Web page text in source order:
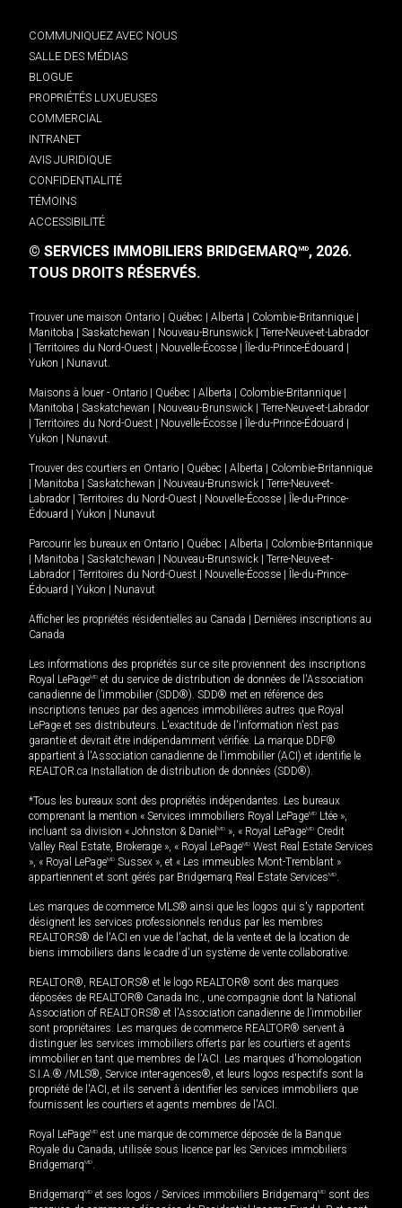
COMMUNIQUEZ AVEC NOUS
SALLE DES MÉDIAS
BLOGUE
PROPRIÉTÉS LUXUEUSES
COMMERCIAL
INTRANET
AVIS JURIDIQUE
CONFIDENTIALITÉ
TÉMOINS
ACCESSIBILITÉ
© SERVICES IMMOBILIERS BRIDGEMARQMD, 2026.
TOUS DROITS RÉSERVÉS.
Trouver une maison Ontario Québec Alberta Colombie-Britannique
Manitoba
Saskatchewan Nouveau-Brunswick
Terre-Neuve-et-Labrador
Territoires du Nord-Ouest Nouvelle-Écosse Île-du-Prince-Édouard
Yukon
Nunavut.
Maisons à louer - Ontario Québec Alberta Colombie-Britannique
Manitoba
Saskatchewan Nouveau-Brunswick
Terre-Neuve-et-Labrador
Territoires du Nord-Ouest Nouvelle-Écosse Île-du-Prince-Édouard
Yukon
Nunavut.
Trouver des courtiers en Ontario Québec Alberta
Colombie-Britannique
Manitoba Saskatchewan Nouveau-Brunswick
Terre-Neuve-et-
Labrador
Territoires du Nord-Ouest Nouvelle-Écosse
Île-du-Prince-
Édouard
Yukon Nunavut
Parcourir les bureaux en Ontario Québec Alberta
Colombie-Britannique
Manitoba Saskatchewan Nouveau-Brunswick
Terre-Neuve-et-
Labrador
Territoires du Nord-Ouest Nouvelle-Écosse
Île-du-Prince-
Édouard
Yukon Nunavut
Afficher les propriétés résidentielles au Canada
Dernières inscriptions au
Canada
Les informations des propriétés sur ce site proviennent des inscriptions
Royal LePageMD et du service de distribution de données de l'Association
canadienne de l’immobilier (SDD®). SDD® met en référence des
inscriptions tenues par des agences immobilières autres que Royal
LePage et ses distributeurs. L'exactitude de l'information n'est pas
garantie et devrait être indépendamment vérifiée. La marque DDF®
appartient à l'Association canadienne de l’immobilier (ACI) et identifie le
REALTOR.ca Installation de distribution de données (SDD®).
*Tous les bureaux sont des propriétés indépendantes. Les bureaux
comprenant la mention « Services immobiliers Royal LePageMD Ltée »,
incluant sa division « Johnston & Daniel MD », « Royal LePageMD Credit
Valley Real Estate, Brokerage », « Royal LePageMD West Real Estate Services
», « Royal LePageMD Sussex », et « Les immeubles Mont-Tremblant »
appartiennent et sont gérés par Bridgemarq Real Estate ServicesMD.
Les marques de commerce MLS® ainsi que les logos qui s'y rapportent
désignent les services professionnels rendus par les membres
REALTORS® de l'ACI en vue de l'achat, de la vente et de la location de
biens immobiliers dans le cadre d'un système de vente collaborative.
REALTOR®, REALTORS® et le logo REALTOR® sont des marques
déposées de REALTOR® Canada Inc., une compagnie dont la National
Association of REALTORS® et l'Association canadienne de l’immobilier
sont propriétaires. Les marques de commerce REALTOR® servent à
distinguer les services immobiliers offerts par les courtiers et agents
immobilier en tant que membres de l'ACI. Les marques d'homologation
S.I.A.® /MLS®, Service inter-agences®, et leurs logos respectifs sont la
propriété de l'ACI, et ils servent à identifier les services immobiliers que
fournissent les courtiers et agents membres de l'ACI.
Royal LePageMD est une marque de commerce déposée de la Banque
Royale du Canada, utilisée sous licence par les Services immobiliers
BridgemarqMD.
BridgemarqMD et ses logos / Services immobiliers BridgemarqMD sont des